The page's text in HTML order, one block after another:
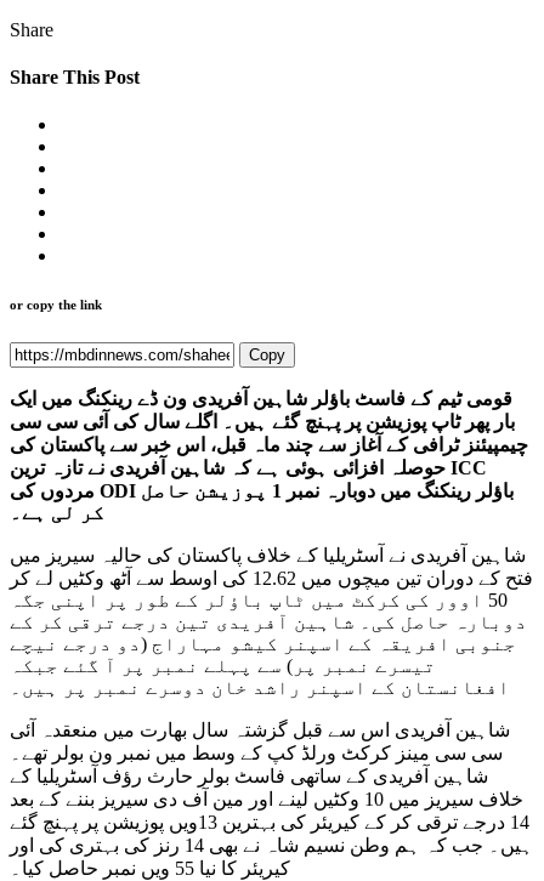
Share
Share This Post
or copy the link
Copy
قومی ٹیم کے فاسٹ باؤلر شاہین آفریدی ون ڈے رینکنگ میں ایک
بار پھر ٹاپ پوزیشن پر پہنچ گئے ہیں۔ اگلے سال کی آئی سی سی
چیمپیئنز ٹرافی کے آغاز سے چند ماہ قبل، اس خبر سے پاکستان کی
حوصلہ افزائی ہوئی ہے کہ شاہین آفریدی نے تازہ ترین ICC
مردوں کی ODI باؤلر رینکنگ میں دوبارہ نمبر 1 پوزیشن حاصل
کر لی ہے۔
شاہین آفریدی نے آسٹریلیا کے خلاف پاکستان کی حالیہ سیریز میں
فتح کے دوران تین میچوں میں 12.62 کی اوسط سے آٹھ وکٹیں لے کر
50 اوور کی کرکٹ میں ٹاپ باؤلر کے طور پر اپنی جگہ
دوبارہ حاصل کی۔ شاہین آفریدی تین درجے ترقی کر کے
جنوبی افریقہ کے اسپنر کیشو مہاراج (دو درجے نیچے
تیسرے نمبر پر) سے پہلے نمبر پر آ گئے جبکہ
افغانستان کے اسپنر راشد خان دوسرے نمبر پر ہیں۔
شاہین آفریدی اس سے قبل گزشتہ سال بھارت میں منعقدہ آئی
سی سی مینز کرکٹ ورلڈ کپ کے وسط میں نمبر ون بولر تھے۔
شاہین آفریدی کے ساتھی فاسٹ بولر حارث رؤف آسٹریلیا کے
خلاف سیریز میں 10 وکٹیں لینے اور مین آف دی سیریز بننے کے بعد
14 درجے ترقی کر کے کیریئر کی بہترین 13ویں پوزیشن پر پہنچ گئے
ہیں۔ جب کہ ہم وطن نسیم شاہ نے بھی 14 رنز کی بہتری کی اور
کیریئر کا نیا 55 ویں نمبر حاصل کیا۔